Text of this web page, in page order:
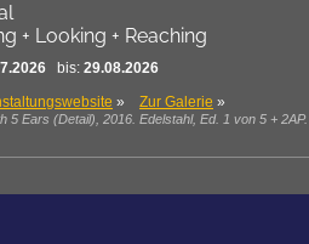
+ Looking + Reaching
bis: 29.08.2026
» Zur Galerie »
5 Ears (Detail), 2016. Edelstahl, Ed. 1 von 5 +